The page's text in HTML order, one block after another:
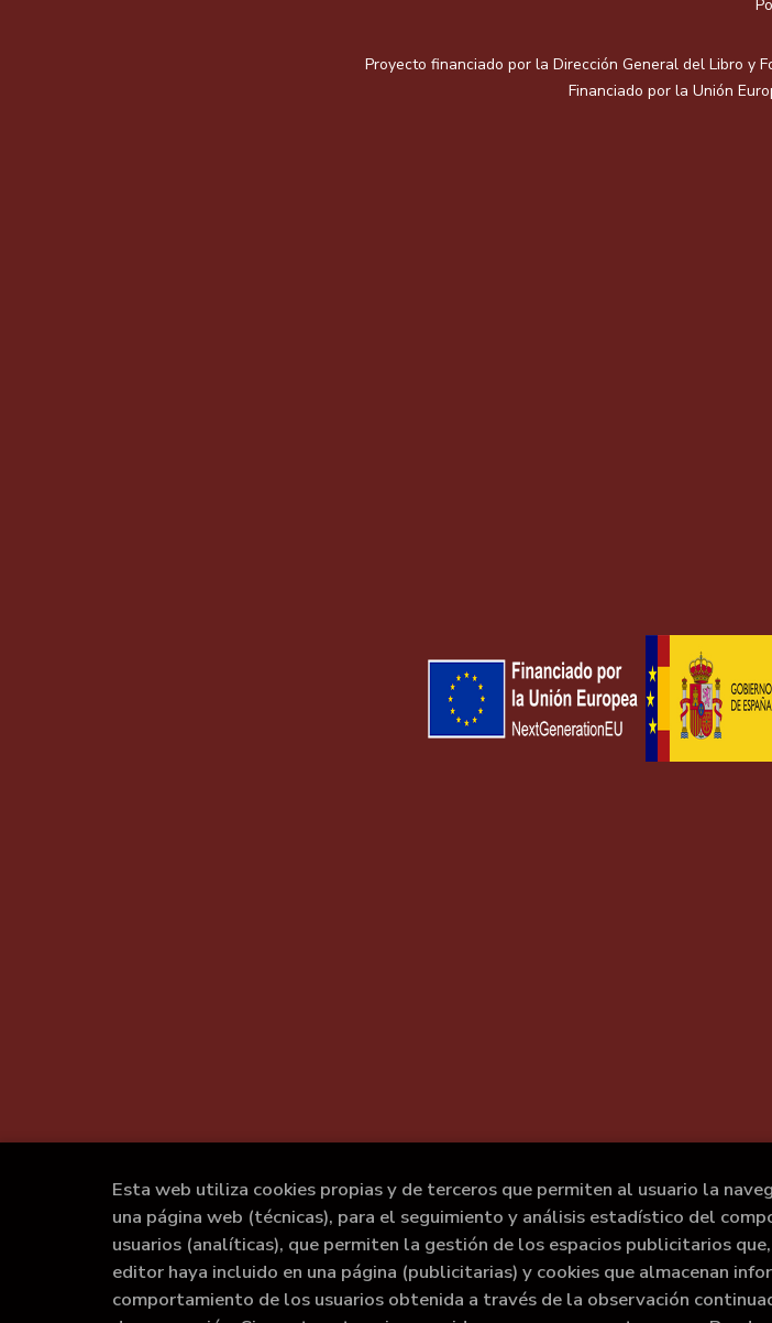
Proyecto financiado por la Dirección General del Libro y
Financiado por la Unión
Esta web utiliza cookies propias y de terceros que permiten al usuario la
una página web (técnicas), para el seguimiento y análisis estadístico del
usuarios (analíticas), que permiten la gestión de los espacios publicitarios que,
editor haya incluido en una página (publicitarias) y cookies que almacenan
comportamiento de los usuarios obtenida a través de la observación